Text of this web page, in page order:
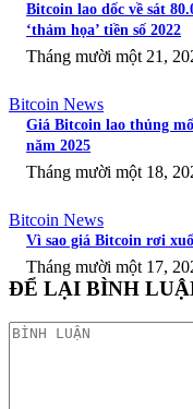
Bitcoin lao dốc về sát
‘thảm họa’ tiền số 2022
Tháng mười một 21,
Bitcoin News
Giá Bitcoin lao thủng
năm 2025
Tháng mười một 18,
Bitcoin News
Vì sao giá Bitcoin rơi
Tháng mười một 17,
ĐỂ LẠI BÌNH